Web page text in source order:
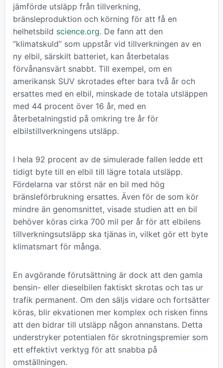
jämförde utsläpp från tillverkning,
bränsleproduktion och körning för att få en
helhetsbild science.org. De fann att den
”klimatskuld” som uppstår vid tillverkningen av en
ny elbil, särskilt batteriet, kan återbetalas
förvånansvärt snabbt. Till exempel, om en
amerikansk SUV skrotades efter bara två år och
ersattes med en elbil, minskade de totala utsläppen
med 44 procent över 16 år, med en
återbetalningstid på omkring tre år för
elbilstillverkningens utsläpp.
I hela 92 procent av de simulerade fallen ledde ett
tidigt byte till en elbil till lägre totala utsläpp.
Fördelarna var störst när en bil med hög
bränsleförbrukning ersattes. Även för de som kör
mindre än genomsnittet, visade studien att en bil
behöver köras cirka 700 mil per år för att elbilens
tillverkningsutsläpp ska tjänas in, vilket gör ett byte
klimatsmart för många.
En avgörande förutsättning är dock att den gamla
bensin- eller dieselbilen faktiskt skrotas och tas ur
trafik permanent. Om den säljs vidare och fortsätter
köras, blir ekvationen mer komplex och risken finns
att den bidrar till utsläpp någon annanstans. Detta
understryker potentialen för skrotningspremier som
ett effektivt verktyg för att snabba på
omställningen.